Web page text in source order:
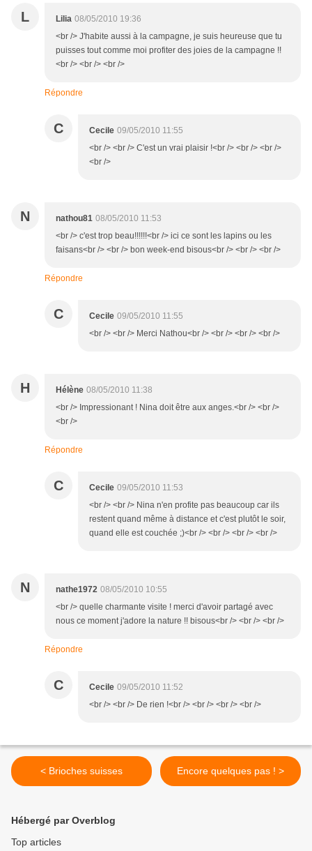
L Lilia 08/05/2010 19:36
<br /> J'habite aussi à la campagne, je suis heureuse que tu
puisses tout comme moi profiter des joies de la campagne !!
<br /> <br /> <br />
Répondre
C Cecile 09/05/2010 11:55
<br /> <br /> C'est un vrai plaisir !<br /> <br /> <br />
<br />
N nathou81 08/05/2010 11:53
<br /> c'est trop beau!!!!!!<br /> ici ce sont les lapins ou les
faisans<br /> <br /> bon week-end bisous<br /> <br /> <br />
Répondre
C Cecile 09/05/2010 11:55
<br /> <br /> Merci Nathou<br /> <br /> <br /> <br />
H Hélène 08/05/2010 11:38
<br /> Impressionant ! Nina doit être aux anges.<br /> <br />
<br />
Répondre
C Cecile 09/05/2010 11:53
<br /> <br /> Nina n'en profite pas beaucoup car ils
restent quand même à distance et c'est plutôt le soir,
quand elle est couchée ;)<br /> <br /> <br /> <br />
N nathe1972 08/05/2010 10:55
<br /> quelle charmante visite ! merci d'avoir partagé avec
nous ce moment j'adore la nature !! bisous<br /> <br /> <br />
Répondre
C Cecile 09/05/2010 11:52
<br /> <br /> De rien !<br /> <br /> <br /> <br />
< Brioches suisses Encore quelques pas ! >
Hébergé par Overblog
Top articles